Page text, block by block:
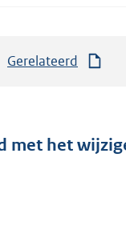
Gerelateerd
met het